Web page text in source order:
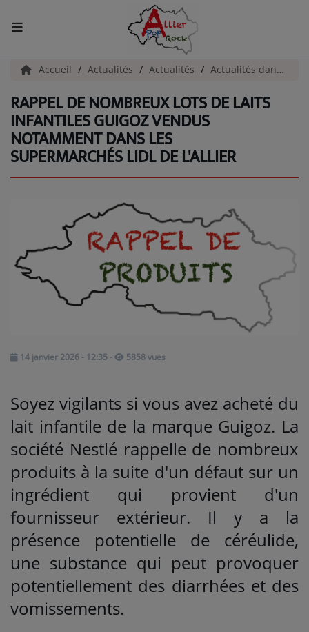
ACCUEIL
Actualités
INFOS - ALLIER
EMISSIONS
ARTISTES
Agenda
Titres diffusés
Se connecter
Accueil Actualités Actualités Actualités dans l'Allier
RAPPEL DE NOMBREUX LOTS DE LAITS
INFANTILES GUIGOZ VENDUS
NOTAMMENT DANS LES
SUPERMARCHÉS LIDL DE L'ALLIER
14 janvier 2026 - 12:35 - 5858 vues
Soyez vigilants si vous avez acheté du
lait infantile de la marque Guigoz. La
société Nestlé rappelle de nombreux
produits à la suite d'un défaut sur un
ingrédient qui provient d'un
fournisseur extérieur. Il y a la
présence potentielle de céréulide,
une substance qui peut provoquer
potentiellement des diarrhées et des
vomissements.